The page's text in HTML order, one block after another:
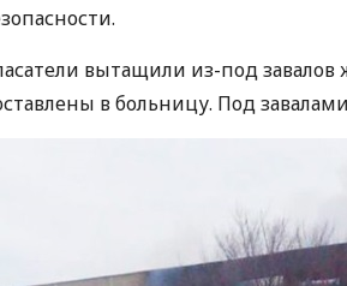
вытащили из-под
в больницу. Под